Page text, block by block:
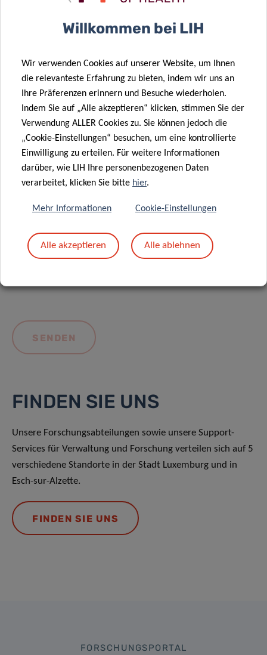
Nachricht
Mit dem Absenden Ihrer Nachricht erklären Sie
sich einverstanden mit
die LIH-
FINDEN SIE UNS
Unsere Forschungsabteilungen sowie unsere Support-
Services für Verwaltung und Forschung verteilen sich auf 5
verschiedene Standorte in der Stadt Luxemburg und in
Esch-sur-Alzette.
FINDEN SIE UNS
FORSCHUNGSPORTAL
Willkommen bei LIH
Wir verwenden Cookies auf unserer Website, um Ihnen
die relevanteste Erfahrung zu bieten, indem wir uns an
Ihre Präferenzen erinnern und Besuche wiederholen.
Indem Sie auf „Alle akzeptieren“ klicken, stimmen Sie der
Verwendung ALLER Cookies zu. Sie können jedoch die
„Cookie-Einstellungen“ besuchen, um eine kontrollierte
Einwilligung zu erteilen. Für weitere Informationen
darüber, wie LIH Ihre personenbezogenen Daten
verarbeitet, klicken Sie bitte hier.
Mehr Informationen Cookie-Einstellungen
Alle akzeptieren Alle ablehnen